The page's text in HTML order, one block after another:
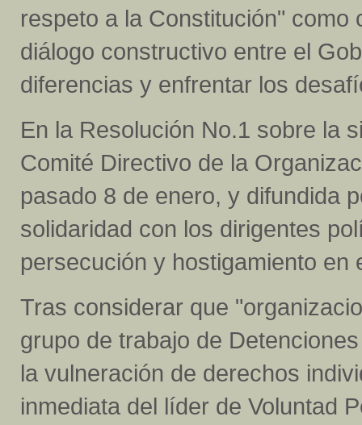
respeto a la Constitución"
diálogo constructivo entre el
diferencias y enfrentar los
En la Resolución No.1 sobre la
Comité Directivo de la
pasado 8 de enero, y difundida
solidaridad con los dirigentes
persecución y hostigamiento
Tras considerar que
grupo de trabajo de
la vulneración de derechos
inmediata del líder de Voluntad